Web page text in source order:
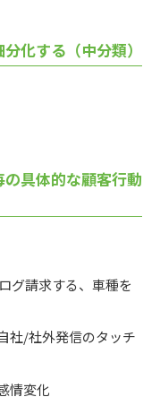
化する（中分類）
具体的な顧客行動
グ請求する、車種を
社/社外発信のタッチ
情変化